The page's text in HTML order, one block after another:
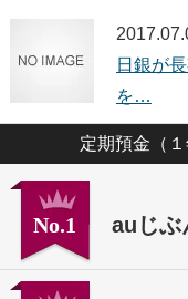
日銀が
を…
定期預金（
No.1 auじぶ